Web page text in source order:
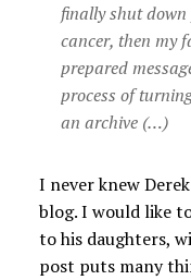
finally shut
cancer, then my
prepared
process of
an archive (…)
I never knew
blog. I would like
to his daughters,
post puts many